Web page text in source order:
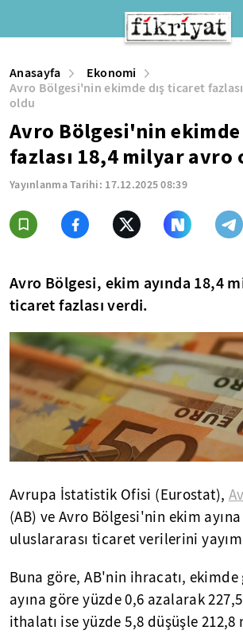
Anasayfa
Ekonomi
Avro Bölgesi'nin ekimde dış ticaret
oldu
Avro Bölgesi'nin
fazlası 18,4 milyar avro
Yayınlanma Tarihi: 17.12.2025 08:39
Avro Bölgesi, ekim ayında 18,4
ticaret fazlası verdi.
Avrupa İstatistik Ofisi (Eurostat),
(AB) ve Avro Bölgesi'nin ekim
uluslararası ticaret verilerini
Buna göre, AB'nin ihracatı, ekimde
ayına göre yüzde 0,6 azalarak
ithalatı ise yüzde 5,8 düşüşle